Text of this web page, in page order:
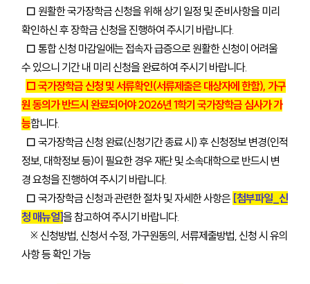
□ 원활한 국가장학금 신청을 위해 상기 일정 및 준비사항을 미리
확인하신 후 장학금 신청을 진행하여 주시기 바랍니다.
□통합 신청 마감일에는 접속자 급증으로 원활한 신청이 어려울
수 있으니 기간 내 미리 신청을 완료하여 주시기 바랍니다.
□ 국가장학금 신청 및 서류확인(서류제출은 대상자에 한함), 가구
원 동의가 반드시 완료되어야 2026년 1학기 국가장학금 심사가 가
능합니다.
□ 국가장학금 신청 완료(신청기간 종료 시) 후 신청정보 변경(인적
정보, 대학정보 등)이 필요한 경우 재단 및 소속대학으로 반드시 변
경 요청을 진행하여 주시기 바랍니다.
□ 국가장학금 신청과 관련한 절차 및 자세한 사항은 [첨부파일_신
청 매뉴얼]을 참고하여 주시기 바랍니다.
※ 신청방법, 신청서 수정, 가구원동의, 서류제출방법, 신청 시 유의
사항 등 확인 가능